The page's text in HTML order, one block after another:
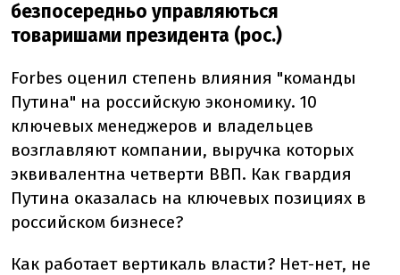
безпосередньо управляються
товаришами президента (рос.)
Forbes оценил степень влияния "команды
Путина" на российскую экономику. 10
ключевых менеджеров и владельцев
возглавляют компании, выручка которых
эквивалентна четверти ВВП. Как гвардия
Путина оказалась на ключевых позициях в
российском бизнесе?
Как работает вертикаль власти? Нет-нет, не